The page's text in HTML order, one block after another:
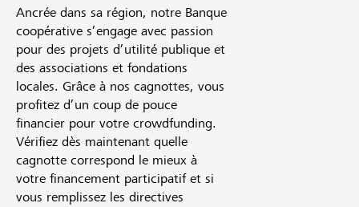
Ancrée dans sa région, notre Banque
coopérative s’engage avec passion
pour des projets d’utilité publique et
des associations et fondations
locales. Grâce à nos cagnottes, vous
profitez d’un coup de pouce
financier pour votre crowdfunding.
Vérifiez dès maintenant quelle
cagnotte correspond le mieux à
votre financement participatif et si
vous remplissez les directives